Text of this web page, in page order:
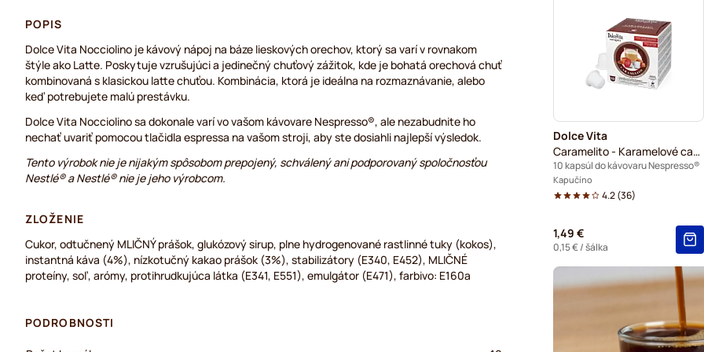
L'OR – kávové kapsuly do
Segafredo – kávové
Café René – kávové
Gevalia – kávové kapsuly
Belmio – kávové kapsuly do
Garibaldi kávové kapsuly do
Tonino Lamborghini –
Do kávovaru Nespresso®
Dolce Vita
Caramelito - Karamelové cappuccino
10 kapsúl do kávovaru Nespresso®
Kapučíno
4.2(36)
1,49 €
0,15 €/ šálka
POPIS
Dolce Vita Nocciolino je kávový nápoj na báze lieskových orechov, ktorý sa varí v rovnakom
štýle ako Latte. Poskytuje vzrušujúci a jedinečný chuťový zážitok, kde je bohatá orechová chuť
kombinovaná s klasickou latte chuťou. Kombinácia, ktorá je ideálna na rozmaznávanie, alebo
keď potrebujete malú prestávku.
Dolce Vita Nocciolino sa dokonale varí vo vašom kávovare Nespresso®, ale nezabudnite ho
nechať uvariť pomocou tlačidla espressa na vašom stroji, aby ste dosiahli najlepší výsledok.
Tento výrobok nie je nijakým spôsobom prepojený, schválený ani podporovaný spoločnosťou
Nestlé® a Nestlé® nie je jeho výrobcom.
ZLOŽENIE
Cukor, odtučnený MLIČNÝ prášok, glukózový sirup, plne hydrogenované rastlinné tuky (kokos),
instantná káva (4%), nízkotučný kakao prášok (3%), stabilizátory (E340, E452), MLIČNÉ
proteíny, soľ, arómy, protihrudkujúca látka (E341, E551), emulgátor (E471), farbivo: E160a
PODROBNOSTI